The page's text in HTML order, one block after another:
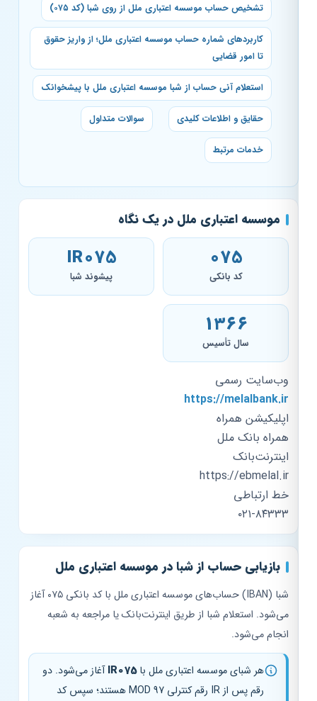
تشخیص حساب موسسه اعتباری ملل از روی شبا (کد ۰۷۵)
کاربردهای شماره حساب موسسه اعتباری ملل؛ از واریز حقوق
تا امور قضایی
استعلام آنی حساب از شبا موسسه اعتباری ملل با پیشخوانک
حقایق و اطلاعات کلیدی سوالات متداول
خدمات مرتبط
موسسه اعتباری ملل در یک نگاه
075
کد بانکی
IR075
پیشوند شبا
۱۳۶۶
سال تأسیس
وب‌سایت رسمی
https://melalbank.ir
اپلیکیشن همراه
همراه بانک ملل
اینترنت‌بانک
https://ebmelal.ir
خط ارتباطی
۰۲۱-۸۴۳۳۳
بازیابی حساب از شبا در موسسه اعتباری ملل
شبا (IBAN) حساب‌های موسسه اعتباری ملل با کد بانکی ۰۷۵ آغاز
می‌شود. استعلام شبا از طریق اینترنت‌بانک یا مراجعه به شعبه
انجام می‌شود.
هر شبای موسسه اعتباری ملل باIR075آغاز می‌شود. دو
رقم پس از IR رقم کنترلی MOD 97 هستند؛ سپس کد